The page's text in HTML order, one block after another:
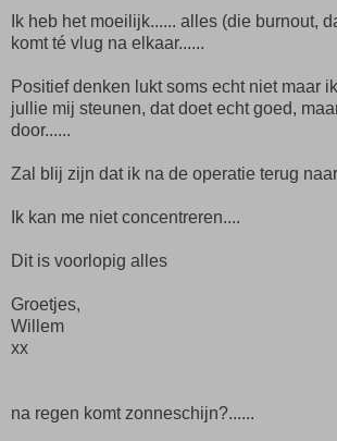
Ik heb het moeilijk...... alles (die burnout,
komt té vlug na elkaar......
Positief denken lukt soms echt niet maar
jullie mij steunen, dat doet echt goed,
door......
Zal blij zijn dat ik na de operatie terug
Ik kan me niet concentreren....
Dit is voorlopig alles
Groetjes,
Willem
xx
na regen komt zonneschijn?......